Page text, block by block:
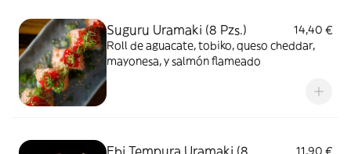
Suguru Uramaki (8 Pzs.)
14,40 €
Roll de aguacate, tobiko, queso cheddar,
mayonesa, y salmón flameado
Ebi Tempura Uramaki (8
11,90 €